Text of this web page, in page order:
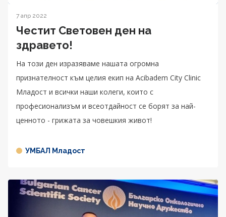
7 апр 2022
Честит Световен ден на
здравето!
На този ден изразяваме нашата огромна
признателност към целия екип на Acibadem City Clinic
Младост и всички наши колеги, които с
професионализъм и всеотдайност се борят за най-
ценното - грижата за човешкия живот!
УМБАЛ Младост